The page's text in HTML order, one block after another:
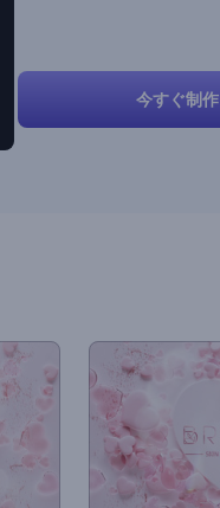
今すぐ制作